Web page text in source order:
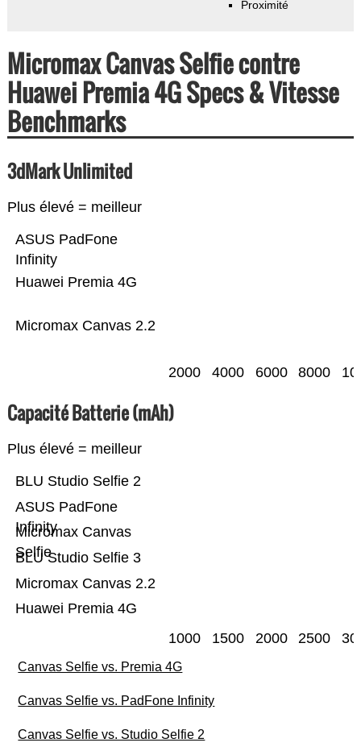
Proximité
Micromax Canvas Selfie contre
Huawei Premia 4G Specs & Vitesse
Benchmarks
3dMark Unlimited
Plus élevé = meilleur
Micromax Canvas 2.2
Huawei Premia 4G
ASUS PadFone
Infinity
2000 4000 6000 8000
Capacité Batterie (mAh)
Plus élevé = meilleur
Huawei Premia 4G
Micromax Canvas 2.2
BLU Studio Selfie 3
Micromax Canvas
Selfie
ASUS PadFone
Infinity
BLU Studio Selfie 2
1000 1500 2000 2500
Canvas Selfie vs. Premia 4G
Canvas Selfie vs. PadFone Infinity
Canvas Selfie vs. Studio Selfie 2